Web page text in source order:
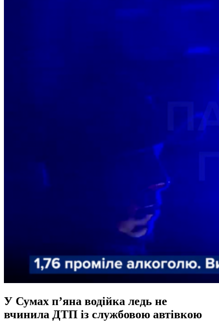
У Сумах п’яна водійка ледь не
вчинила ДТП із службовою автівкою